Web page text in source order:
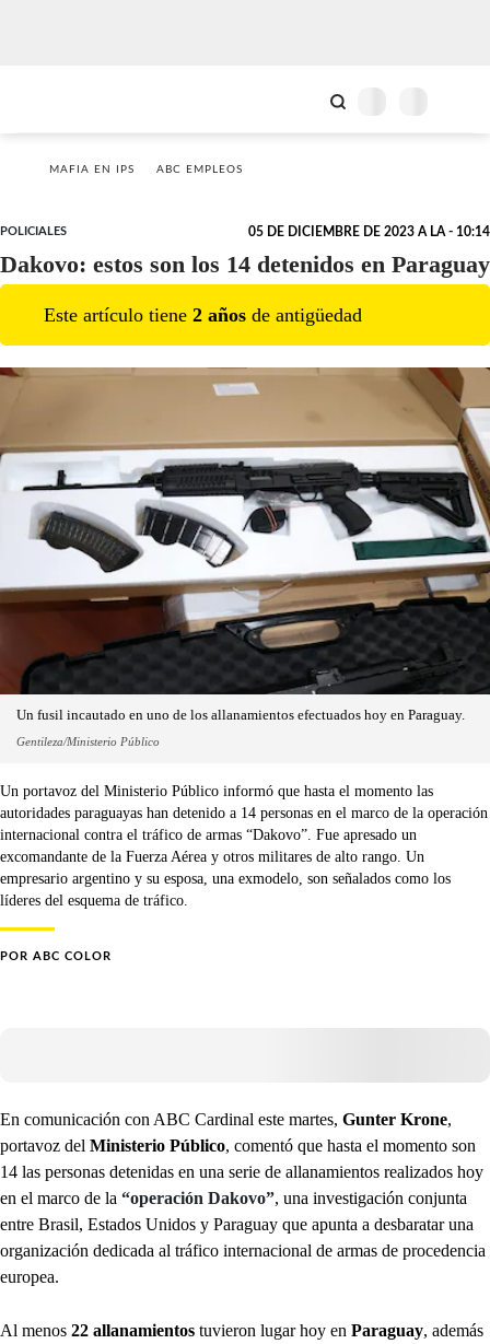
MAFIA EN IPS ABC EMPLEOS
POLICIALES 05 DE DICIEMBRE DE 2023 A LA - 10:14
Dakovo: estos son los 14 detenidos en Paraguay
Este artículo tiene 2 años de antigüedad
Un fusil incautado en uno de los allanamientos efectuados hoy en Paraguay.
Gentileza/Ministerio Público
Un portavoz del Ministerio Público informó que hasta el momento las
autoridades paraguayas han detenido a 14 personas en el marco de la operación
internacional contra el tráfico de armas “Dakovo”. Fue apresado un
excomandante de la Fuerza Aérea y otros militares de alto rango. Un
empresario argentino y su esposa, una exmodelo, son señalados como los
líderes del esquema de tráfico.
POR ABC COLOR
En comunicación con ABC Cardinal este martes, Gunter Krone,
portavoz del Ministerio Público, comentó que hasta el momento son
14 las personas detenidas en una serie de allanamientos realizados hoy
en el marco de la “operación Dakovo”, una investigación conjunta
entre Brasil, Estados Unidos y Paraguay que apunta a desbaratar una
organización dedicada al tráfico internacional de armas de procedencia
europea.
Al menos 22 allanamientos tuvieron lugar hoy en Paraguay, además